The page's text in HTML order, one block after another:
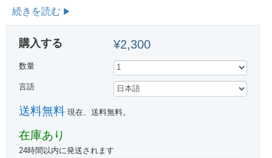
続きを読む
購入する ¥2,300
数量
言語
送料無料現在、送料無料。
在庫あり
24時間以内に発送されます